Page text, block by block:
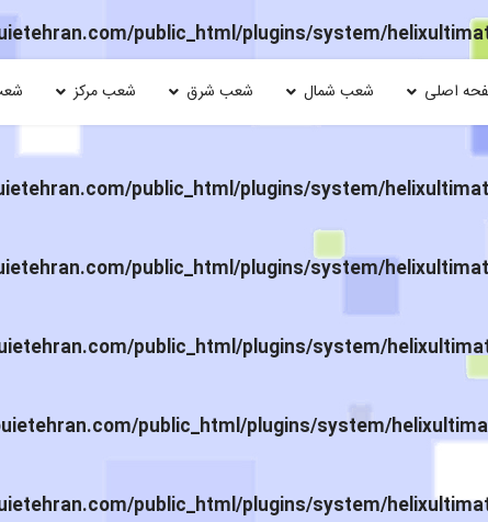
public_html/plugins/system/
اصلی شعب شمال شعب شرق شعب مرکز
public_html/plugins/system/
public_html/plugins/system/
public_html/plugins/system/
public_html/plugins/system/
public_html/plugins/system/